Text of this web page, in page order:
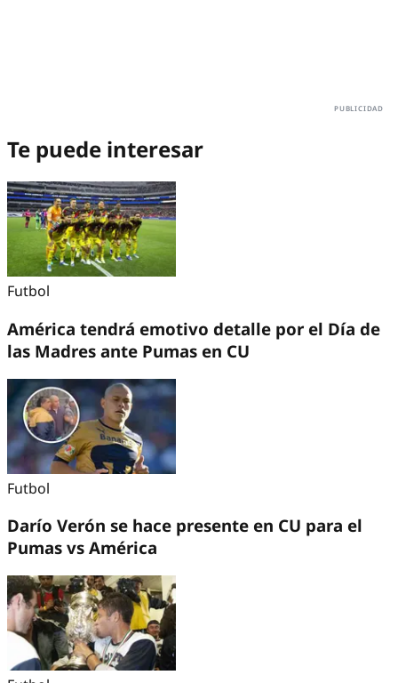
Te puede interesar
Futbol
América tendrá emotivo detalle por el Día de
las Madres ante Pumas en CU
Futbol
Darío Verón se hace presente en CU para el
Pumas vs América